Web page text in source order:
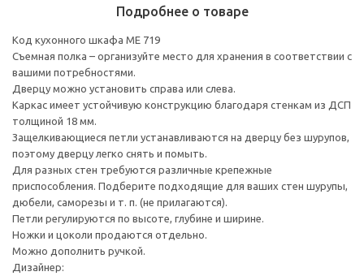
Подробнее о товаре
Код кухонного шкафа ME 719
Съемная полка – организуйте место для хранения в соответствии с
вашими потребностями.
Дверцу можно установить справа или слева.
Каркас имеет устойчивую конструкцию благодаря стенкам из ДСП
толщиной 18 мм.
Защелкивающиеся петли устанавливаются на дверцу без шурупов,
поэтому дверцу легко снять и помыть.
Для разных стен требуются различные крепежные
приспособления. Подберите подходящие для ваших стен шурупы,
дюбели, саморезы и т. п. (не прилагаются).
Петли регулируются по высоте, глубине и ширине.
Ножки и цоколи продаются отдельно.
Можно дополнить ручкой.
Дизайнер: